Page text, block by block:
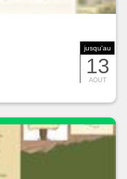
jusqu'au
13
AOUT